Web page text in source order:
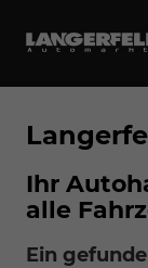
Ihr
alle
Ein